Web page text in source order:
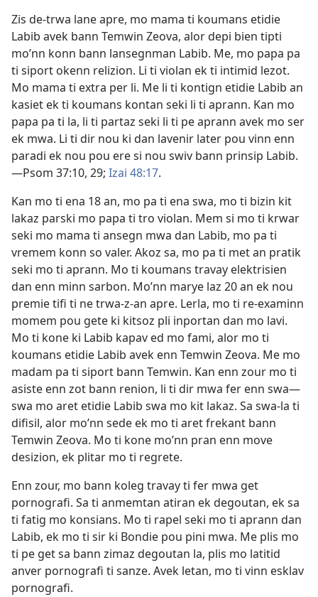
Zis de-trwa lane apre, mo mama ti koumans etidie
Labib avek bann Temwin Zeova, alor depi bien tipti
mo’nn konn bann lansegnman Labib. Me, mo papa pa
ti siport okenn relizion. Li ti violan ek ti intimid lezot.
Mo mama ti extra per li. Me li ti kontign etidie Labib an
kasiet ek ti koumans kontan seki li ti aprann. Kan mo
papa pa ti la, li ti partaz seki li ti pe aprann avek mo ser
ek mwa. Li ti dir nou ki dan lavenir later pou vinn enn
paradi ek nou pou ere si nou swiv bann prinsip Labib.​
—Psom 37:10, 29; Izai 48:17.
Kan mo ti ena 18 an, mo pa ti ena swa, mo ti bizin kit
lakaz parski mo papa ti tro violan. Mem si mo ti krwar
seki mo mama ti ansegn mwa dan Labib, mo pa ti
vremem konn so valer. Akoz sa, mo pa ti met an pratik
seki mo ti aprann. Mo ti koumans travay elektrisien
dan enn minn sarbon. Mo’nn marye laz 20 an ek nou
premie tifi ti ne trwa-z-an apre. Lerla, mo ti re-examinn
momem pou gete ki kitsoz pli inportan dan mo lavi.
Mo ti kone ki Labib kapav ed mo fami, alor mo ti
koumans etidie Labib avek enn Temwin Zeova. Me mo
madam pa ti siport bann Temwin. Kan enn zour mo ti
asiste enn zot bann renion, li ti dir mwa fer enn swa​—
swa mo aret etidie Labib swa mo kit lakaz. Sa swa-la ti
difisil, alor mo’nn sede ek mo ti aret frekant bann
Temwin Zeova. Mo ti kone mo’nn pran enn move
desizion, ek plitar mo ti regrete.
Enn zour, mo bann koleg travay ti fer mwa get
pornografi. Sa ti anmemtan atiran ek degoutan, ek sa
ti fatig mo konsians. Mo ti rapel seki mo ti aprann dan
Labib, ek mo ti sir ki Bondie pou pini mwa. Me plis mo
ti pe get sa bann zimaz degoutan la, plis mo latitid
anver pornografi ti sanze. Avek letan, mo ti vinn esklav
pornografi.